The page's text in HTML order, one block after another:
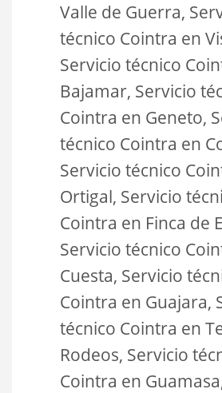
Valle de Guerra,
técnico Cointra en
Servicio técnico
Bajamar, Servicio
Cointra en Geneto,
técnico Cointra en
Servicio técnico
Ortigal, Servicio
Cointra en Finca de
Servicio técnico
Cuesta, Servicio
Cointra en Guajara,
técnico Cointra en
Rodeos, Servicio
Cointra en